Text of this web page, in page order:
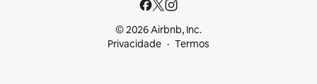
© 2026 Airbnb, Inc.
Privacidade
Termos